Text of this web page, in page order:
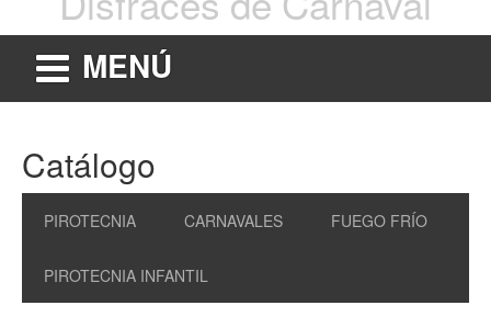
MENÚ
Catálogo
PIROTECNIA CARNAVALES FUEGO FRÍO
PIROTECNIA INFANTIL